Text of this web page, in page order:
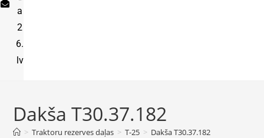
a
2
6.
lv
Dakša T30.37.182
> Traktoru rezerves daļas > T-25 > Dakša T30.37.182